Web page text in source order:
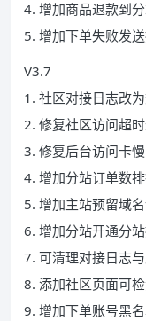
4. 增加商品退款到
5. 增加下单失败发
V3.7
1. 社区对接日志改
2. 修复社区访问超
3. 修复后台访问卡
4. 增加分站订单数
5. 增加主站预留域
6. 增加分站开通分
7. 可清理对接日志
8. 添加社区页面可
9. 增加下单账号黑